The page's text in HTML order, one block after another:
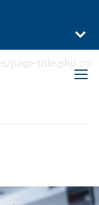
on value of type
page-title.php